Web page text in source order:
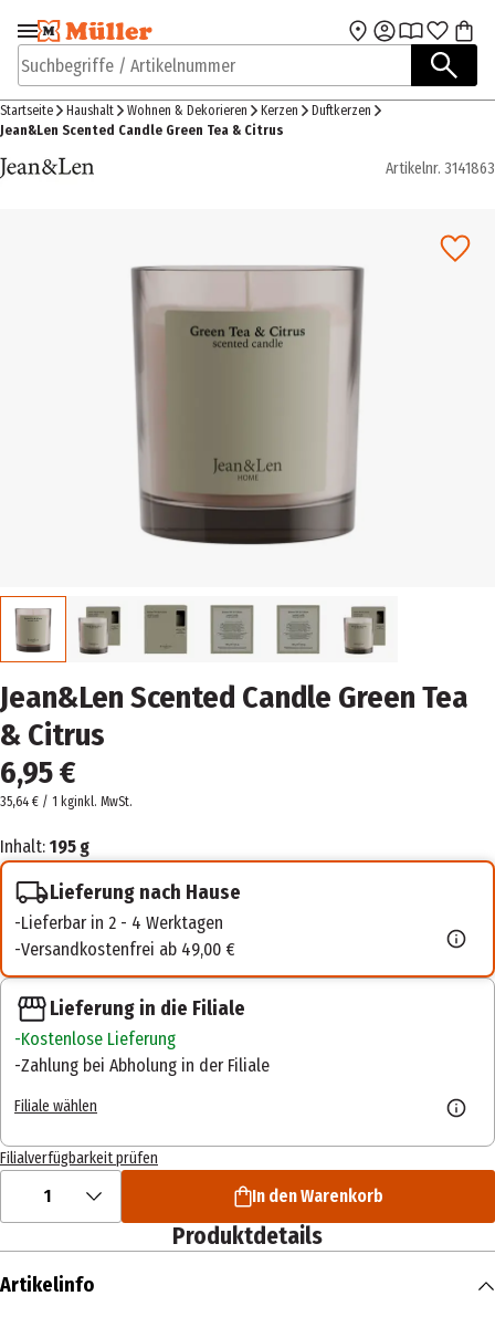
Zur Navigation
springen
Zum Hauptinhalt
Suchbegriffe / Artikelnummer
Startseite Haushalt Wohnen & Dekorieren Kerzen
Duftkerzen
Jean&Len Scented Candle Green Tea & Citrus
Artikelnr. 3141863
Jean&Len Scented Candle Green Tea
& Citrus
6,95 €
35,64 € / 1 kginkl. MwSt.
Inhalt: 195 g
Lieferung nach Hause
Lieferbar in 2 - 4 Werktagen
Versandkostenfrei ab 49,00 €
Lieferung in die Filiale
Kostenlose Lieferung
Zahlung bei Abholung in der Filiale
Filiale wählen
Filialverfügbarkeit prüfen
1 In den Warenkorb
Produktdetails
Artikelinfo